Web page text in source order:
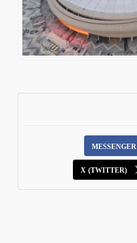
MESSENGER
X (TWITTER)